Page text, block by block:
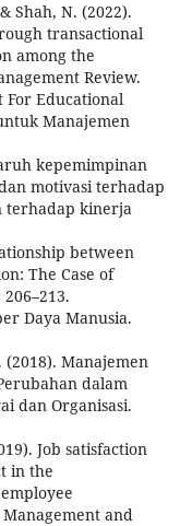
Shah, N. (2022).
transactional
among the
Review.
For Educational
Manajemen
kepemimpinan
motivasi terhadap
terhadap kinerja
between
The Case of
Daya Manusia.
Manajemen
dalam
dan Organisasi.
Job satisfaction
in the
and